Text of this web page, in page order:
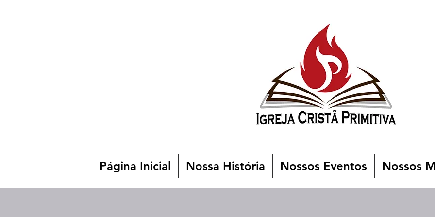
Página Inicial Nossa História Nossos Eventos Nossos